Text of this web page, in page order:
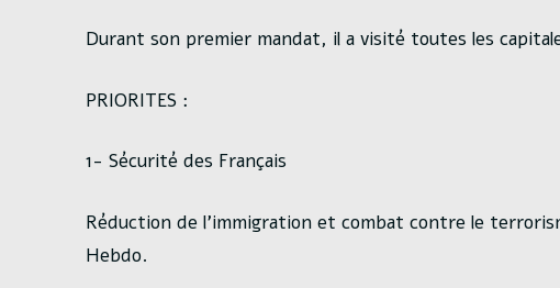
Durant son premier mandat, il a visité toutes les
PRIORITES :
1- Sécurité des Français
Réduction de l’immigration et combat contre le
Hebdo.